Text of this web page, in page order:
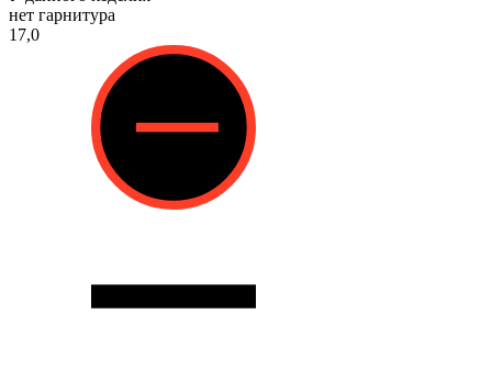
нет гарнитура
17,0